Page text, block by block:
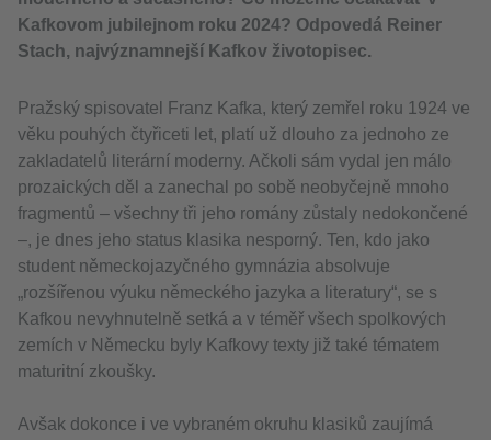
Kafkovom jubilejnom roku 2024? Odpovedá Reiner
Stach, najvýznamnejší Kafkov životopisec.
Pražský spisovatel Franz Kafka, který zemřel roku 1924 ve
věku pouhých čtyřiceti let, platí už dlouho za jednoho ze
zakladatelů literární moderny. Ačkoli sám vydal jen málo
prozaických děl a zanechal po sobě neobyčejně mnoho
fragmentů – všechny tři jeho romány zůstaly nedokončené
–, je dnes jeho status klasika nesporný. Ten, kdo jako
student německojazyčného gymnázia absolvuje
„rozšířenou výuku německého jazyka a literatury“, se s
Kafkou nevyhnutelně setká a v téměř všech spolkových
zemích v Německu byly Kafkovy texty již také tématem
maturitní zkoušky.
Avšak dokonce i ve vybraném okruhu klasiků zaujímá